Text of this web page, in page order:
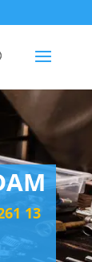
13